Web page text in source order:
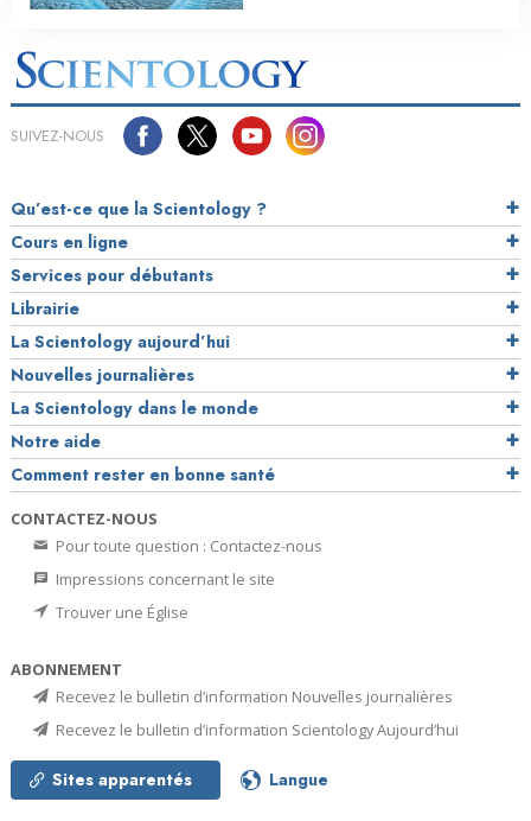
SUIVEZ-NOUS
Qu’est-ce que la Scientology ?
Cours en ligne
Services pour débutants
Librairie
La Scientology aujourd’hui
Nouvelles journalières
La Scientology dans le monde
Notre aide
Comment rester en bonne santé
CONTACTEZ-NOUS
Pour toute question : Contactez-nous
Impressions concernant le site
Trouver une Église
ABONNEMENT
Recevez le bulletin d’information Nouvelles journalières
Recevez le bulletin d’information Scientology Aujourd’hui
Sites apparentés Langue